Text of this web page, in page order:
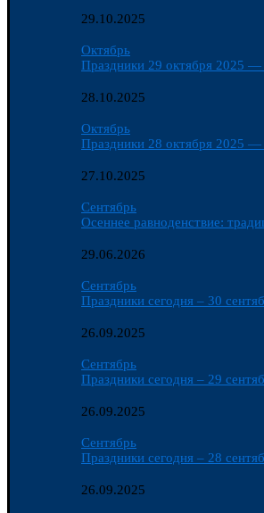
29.10.2025
Октябрь
Праздники 29 октября 2025 —
28.10.2025
Октябрь
Праздники 28 октября 2025 —
27.10.2025
Сентябрь
Осеннее равноденствие:
29.06.2026
Сентябрь
Праздники сегодня – 30
26.09.2025
Сентябрь
Праздники сегодня – 29
26.09.2025
Сентябрь
Праздники сегодня – 28
26.09.2025